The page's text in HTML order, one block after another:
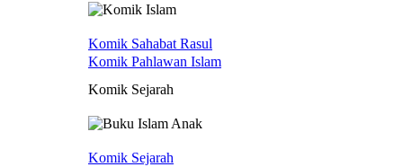
Komik Sahabat Rasul
Komik Pahlawan Islam
Komik Sejarah
Komik Sejarah